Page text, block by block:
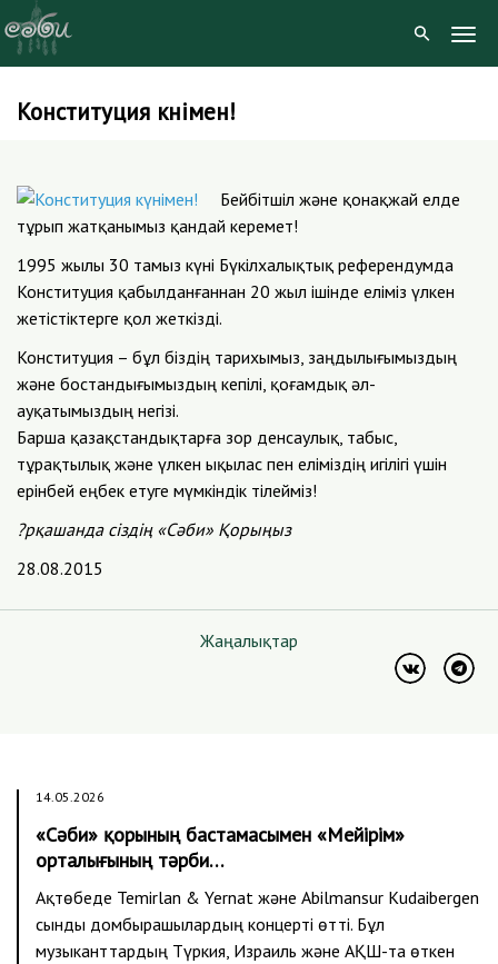
SkipКонституция күнімен!
Бейбітшіл және қонақжай елде
тұрып жатқанымыз қандай керемет!
1995 жылы 30 тамыз күні Бүкілхалықтық референдумда
Конституция қабылданғаннан 20 жыл ішінде еліміз үлкен
жетістіктерге қол жеткізді.
Конституция – бұл біздің тарихымыз, заңдылығымыздың
және бостандығымыздың кепілі, қоғамдық әл-
ауқатымыздың негізі.
Барша қазақстандықтарға зор денсаулық, табыс,
тұрақтылық және үлкен ықылас пен еліміздің игілігі үшін
ерінбей еңбек етуге мүмкіндік тілейміз!
?рқашанда сіздің «Сәби» Қорыңыз
28.08.2015
Жаңалықтар
14.05.2026
«Сәби» қорының бастамасымен «Мейірім»
орталығының тәрби…
Ақтөбеде Temirlan & Yernat және Abilmansur Kudaibergen
сынды домбырашылардың концерті өтті. Бұл
музыканттардың Түркия, Израиль және АҚШ-та өткен